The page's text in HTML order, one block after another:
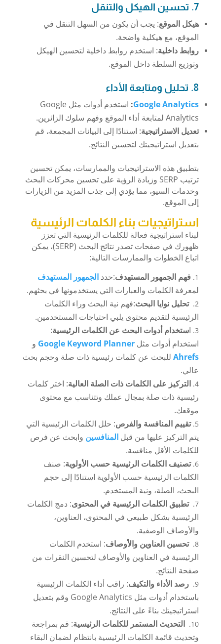
7. تحسين الهيكل والتنقل
هيكل الموقع: يجب أن يكون من السهل التنقل في
الموقع، مع هيكلية واضحة.
روابط داخلية: استخدم روابط داخلية لتحسين الهيكل
وتوزيع السلطة داخل الموقع.
8. تحليل ومتابعة الأداء
Google Analytics
:
استخدم أدوات مثل Google
Analytics لمتابعة أداء الموقع وفهم سلوك الزائرين.
تعديل الاستراتيجية: استنادًا إلى البيانات المجمعة، قم
بتعديل استراتيجيتك لتحسين النتائج.
بتطبيق هذه الاستراتيجيات والممارسات، يمكن تحسين
ترتيب SERP وزيادة الرؤية على تحسين محركات البحث
وخدمات السيو، مما يؤدي إلى جذب المزيد من الزيارات
إلى الموقع.
استراتيجيات بناء الكلمات الرئيسية
لبناء استراتيجية فعالة للكلمات الرئيسية التي تعزز
ظهورك في صفحات تصدر نتائج البحث (SERP)، يمكن
اتباع الخطوات والممارسات التالية:
فهم الجمهور المستهدف:حدد الجمهور المستهدف
لمعرفة الكلمات والعبارات التي يستخدمونها في بحثهم.
تحليل نوايا البحث:فهم نية البحث وراء الكلمات
الرئيسية لتقديم محتوى يلبي احتياجات المستخدمين.
استخدام أدوات البحث عن الكلمات الرئيسية:
استخدام أدوات مثل Google Keyword Planner و
Ahrefs للبحث عن كلمات رئيسية ذات صلة وحجم بحث
عالي.
التركيز على الكلمات ذات الصلة العالية: اختر كلمات
رئيسية ذات صلة بمجال عملك وتتناسب مع محتوى
موقعك.
تقييم المنافسة والفرص: حلل الكلمات الرئيسية التي
يتم التركيز عليها من قبل المنافسين وابحث عن فرص
للكلمات الأقل منافسة.
تصنيف الكلمات الرئيسية حسب الأولوية: صنف
الكلمات الرئيسية حسب الأولوية استنادًا إلى حجم
البحث، الصلة، ونية المستخدم.
تطبيق الكلمات الرئيسية في المحتوى: دمج الكلمات
الرئيسية بشكل طبيعي في المحتوى، العناوين،
والأوصاف الوصفية.
تحسين العناوين والأوصاف: استخدم الكلمات
الرئيسية في العناوين والأوصاف لتحسين النقرات من
صفحة النتائج.
رصد الأداء والتكيف: راقب أداء الكلمات الرئيسية
باستخدام أدوات مثل Google Analytics وقم بتعديل
استراتيجيتك بناءً على النتائج.
التحديث المستمر للكلمات الرئيسية: قم بمراجعة
وتحديث قائمة الكلمات الرئيسية بانتظام لضمان البقاء